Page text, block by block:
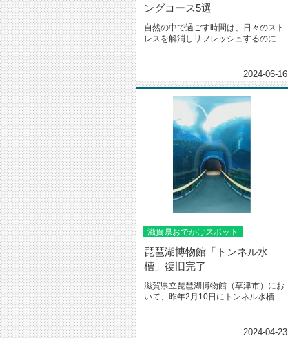
ングコース5選
自然の中で過ごす時間は、日々のスト
レスを解消しリフレッシュするのに最
2024-06-16
滋賀県おでかけスポット
琵琶湖博物館「トンネル水
槽」復旧完了
滋賀県立琵琶湖博物館（草津市）にお
いて、昨年2月10日にトンネル水槽の
2024-04-23